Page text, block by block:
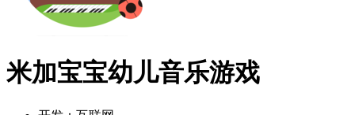
米加宝宝幼儿音乐游戏